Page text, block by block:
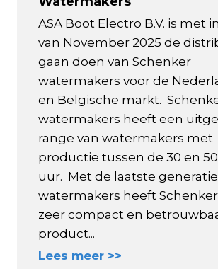
ASA Boot Electro B.V. is met
van November 2025 de
gaan doen van Schenker
watermakers voor de
en Belgische markt.
watermakers heeft een
range van watermakers met
productie tussen de 30 en
uur. Met de laatste generatie
watermakers heeft
zeer compact en
product...
Lees meer >>